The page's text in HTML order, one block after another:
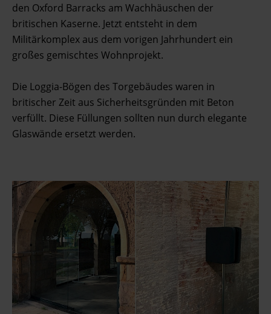
den Oxford Barracks am Wachhäuschen der
britischen Kaserne. Jetzt entsteht in dem
Militärkomplex aus dem vorigen Jahrhundert ein
großes gemischtes Wohnprojekt.
Die Loggia-Bögen des Torgebäudes waren in
britischer Zeit aus Sicherheitsgründen mit Beton
verfüllt. Diese Füllungen sollten nun durch elegante
Glaswände ersetzt werden.